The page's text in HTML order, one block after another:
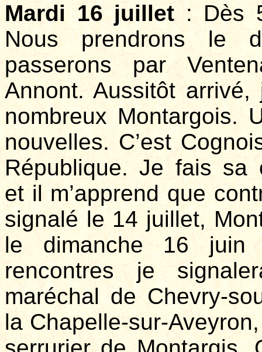
Mardi 16 juillet: Dès
Nous prendrons le
passerons par
Annont. Aussitôt arrivé,
nombreux Montargois.
nouvelles. C’est
République. Je fais sa
et il m’apprend que
signalé le 14 juillet,
le dimanche 16
rencontres je
maréchal de Chevry-
la Chapelle-sur-